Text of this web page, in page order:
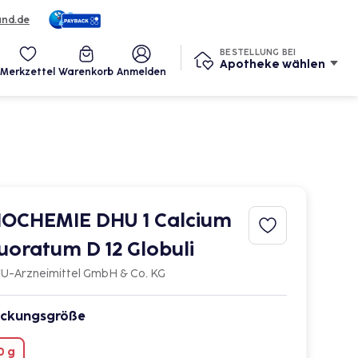
Merkzettel Warenkorb Anmelden
BESTELLUNG BEI
Apotheke wählen
DHU 1 Calcium
D 12 Globuli
Arzneimittel GmbH & Co. KG
g